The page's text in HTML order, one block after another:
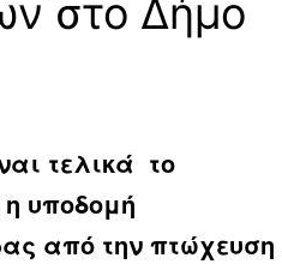
στο Δήμο
τελικά το
υποδομή
από την πτώχευση